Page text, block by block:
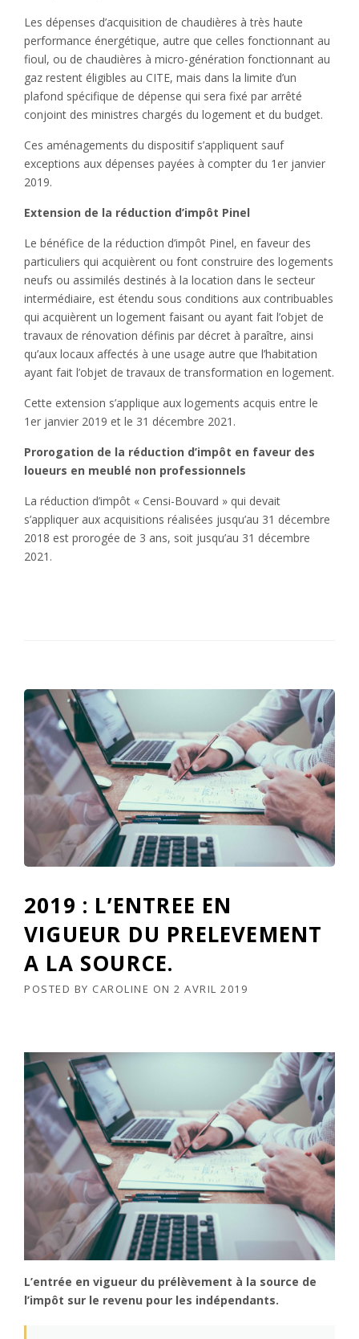
Les dépenses d’acquisition de chaudières à très haute
performance énergétique, autre que celles fonctionnant au
fioul, ou de chaudières à micro-génération fonctionnant au
gaz restent éligibles au CITE, mais dans la limite d’un
plafond spécifique de dépense qui sera fixé par arrêté
conjoint des ministres chargés du logement et du budget.
Ces aménagements du dispositif s’appliquent sauf
exceptions aux dépenses payées à compter du 1er janvier
2019.
Extension de la réduction d’impôt Pinel
Le bénéfice de la réduction d’impôt Pinel, en faveur des
particuliers qui acquièrent ou font construire des logements
neufs ou assimilés destinés à la location dans le secteur
intermédiaire, est étendu sous conditions aux contribuables
qui acquièrent un logement faisant ou ayant fait l’objet de
travaux de rénovation définis par décret à paraître, ainsi
qu’aux locaux affectés à une usage autre que l’habitation
ayant fait l’objet de travaux de transformation en logement.
Cette extension s’applique aux logements acquis entre le
1er janvier 2019 et le 31 décembre 2021.
Prorogation de la réduction d’impôt en faveur des
loueurs en meublé non professionnels
La réduction d’impôt « Censi-Bouvard » qui devait
s’appliquer aux acquisitions réalisées jusqu’au 31 décembre
2018 est prorogée de 3 ans, soit jusqu’au 31 décembre
2021.
2019 : L’ENTREE EN
VIGUEUR DU PRELEVEMENT
A LA SOURCE.
POSTED BY CAROLINE ON 2 AVRIL 2019
L’entrée en vigueur du prélèvement à la source de
l’impôt sur le revenu pour les indépendants.